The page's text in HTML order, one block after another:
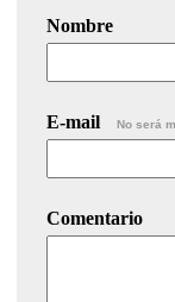
Nombre
E-mail No será
Comentario